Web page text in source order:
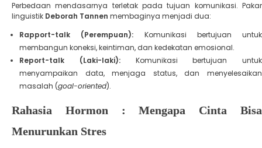
​Perbedaan mendasarnya terletak pada tujuan komunikasi. Pakar
linguistik Deborah Tannen membaginya menjadi dua:
Rapport-talk (Perempuan): Komunikasi bertujuan untuk
membangun koneksi, keintiman, dan kedekatan emosional.
Report-talk (Laki-laki):Komunikasi bertujuan untuk
menyampaikan data, menjaga status, dan menyelesaikan
masalah (goal-oriented).
Rahasia Hormon : Mengapa Cinta Bisa
Menurunkan Stres